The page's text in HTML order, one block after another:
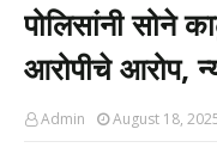
पोलिसांनी सोने
आरोपीचे आरोप,
Admin August 18,